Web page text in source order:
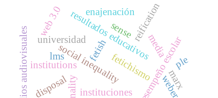
universidad
fetichismo
resultados educativosdesempeño escolar
social inequality
weber
institutions
instituciones
fetish
disposal
reification
enajenación
marx
media
medios audiovisuales ple
lms
web 3.0 sense